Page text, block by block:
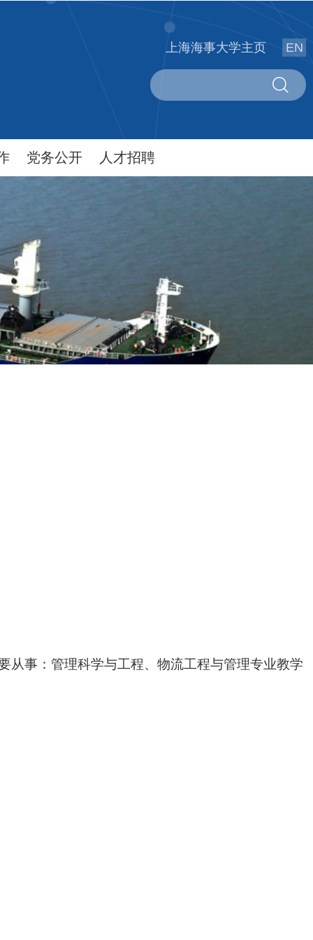
上海海事大学主页 EN
党务公开 人才招聘
从事：管理科学与工程、物流工程与管理专业教学